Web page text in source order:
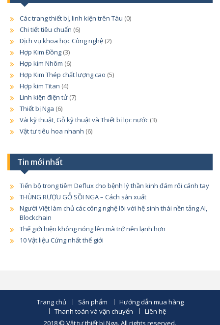
Các trang thiết bị, linh kiện trên Tàu (0)
Chi tiết tiêu chuẩn (6)
Dịch vụ khoa học Công nghệ (2)
Hợp Kim Đồng (3)
Hợp kim Nhôm (6)
Hợp Kim Thép chất lượng cao (5)
Hợp kim Titan (4)
Linh kiện điện tử (7)
Thiết bị Nga (6)
Vải kỹ thuật, Gỗ kỹ thuật và Thiết bị lọc nước (3)
Vật tư tiêu hoa nhanh (6)
Tin mới nhất
Tiến bộ trong tiêm Deflux cho bệnh lý thần kinh đám rối cánh tay
THÙNG RƯỢU GỖ SỒI NGA – Cách sản xuất
Người Việt làm chủ các công nghệ lõi với hệ sinh thái nền tảng AI,
Blockchain
Thế giới hiện không nóng lên mà trở nên lạnh hơn
10 Vật liệu Cứng nhất thế giới
Trang chủ Sản phẩm
Hướng dẫn mua hàng
Thanh toán và vận chuyển
Liên hệ
2018 © Vật tư thiết bị Nga. All rights reserved.